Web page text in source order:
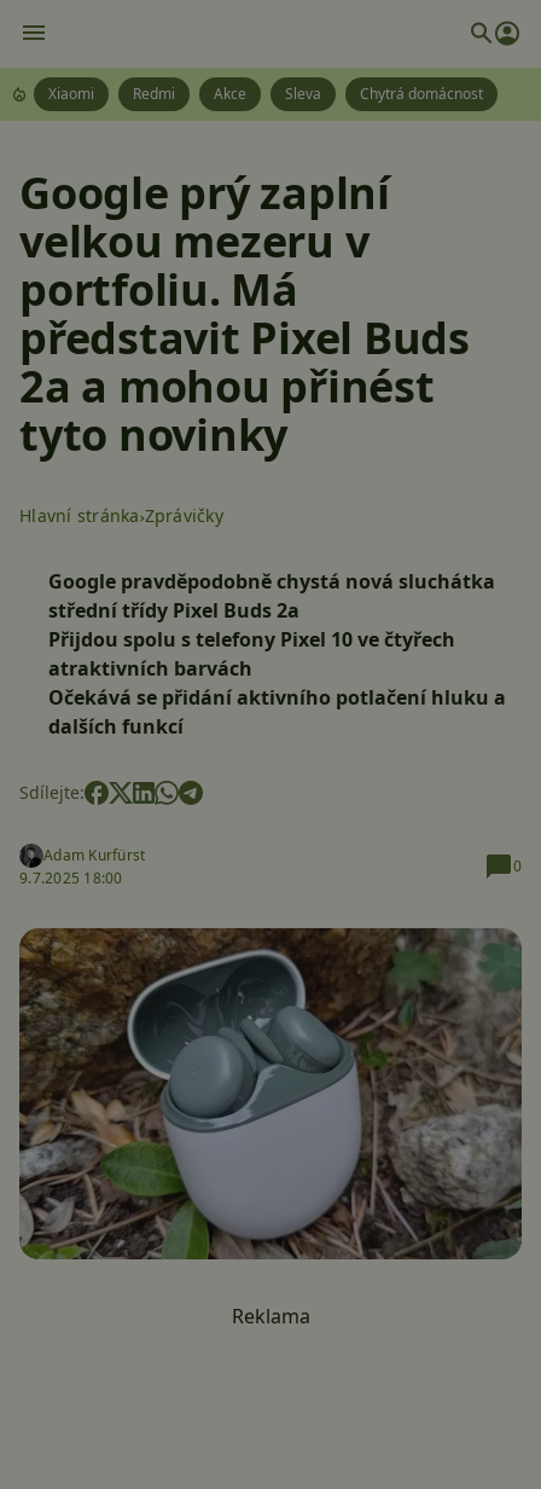
Xiaomi Redmi Akce Sleva Chytrá domácnost
Google prý zaplní
velkou mezeru v
portfoliu. Má
představit Pixel Buds
2a a mohou přinést
tyto novinky
Hlavní stránka Zprávičky
Google pravděpodobně chystá nová sluchátka
střední třídy Pixel Buds 2a
Přijdou spolu s telefony Pixel 10 ve čtyřech
atraktivních barvách
Očekává se přidání aktivního potlačení hluku a
dalších funkcí
Sdílejte:
Adam Kurfürst
9.7.2025 18:00
0
Reklama